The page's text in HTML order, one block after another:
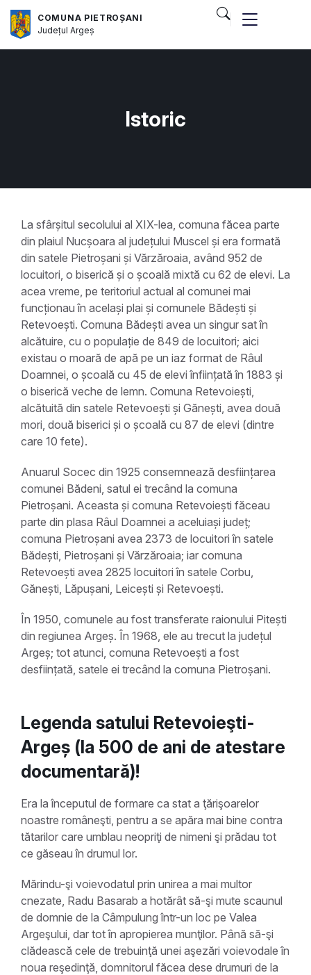
COMUNA PIETROȘANI
Județul Argeș
Istoric
La sfârșitul secolului al XIX-lea, comuna făcea parte
din plaiul Nucșoara al județului Muscel și era formată
din satele Pietroșani și Vărzăroaia, având 952 de
locuitori, o biserică și o școală mixtă cu 62 de elevi. La
acea vreme, pe teritoriul actual al comunei mai
funcționau în același plai și comunele Bădești și
Retevoești. Comuna Bădești avea un singur sat în
alcătuire, cu o populație de 849 de locuitori; aici
existau o moară de apă pe un iaz format de Râul
Doamnei, o școală cu 45 de elevi înființată în 1883 și
o biserică veche de lemn. Comuna Retevoiești,
alcătuită din satele Retevoești și Gănești, avea două
mori, două biserici și o școală cu 87 de elevi (dintre
care 10 fete).
Anuarul Socec din 1925 consemnează desființarea
comunei Bădeni, satul ei trecând la comuna
Pietroșani. Aceasta și comuna Retevoiești făceau
parte din plasa Râul Doamnei a aceluiași județ;
comuna Pietroșani avea 2373 de locuitori în satele
Bădești, Pietroșani și Vărzăroaia; iar comuna
Retevoești avea 2825 locuitori în satele Corbu,
Gănești, Lăpușani, Leicești și Retevoești.
În 1950, comunele au fost transferate raionului Pitești
din regiunea Argeș. În 1968, ele au trecut la județul
Argeș; tot atunci, comuna Retevoești a fost
desființată, satele ei trecând la comuna Pietroșani.
Legenda satului Retevoieşti-
Argeș (la 500 de ani de atestare
documentară)!
Era la începutul de formare ca stat a ţărişoarelor
noastre româneşti, pentru a se apăra mai bine contra
tătarilor care umblau neopriţi de nimeni şi prădau tot
ce găseau în drumul lor.
Mărindu-şi voievodatul prin unirea a mai multor
cnezate, Radu Basarab a hotărât să-şi mute scaunul
de domnie de la Câmpulung într-un loc pe Valea
Argeşului, dar tot în apropierea munţilor. Până să-şi
clădească cele de trebuinţă unei aşezări voievodale în
noua reşedinţă, domnitorul făcea dese drumuri de la